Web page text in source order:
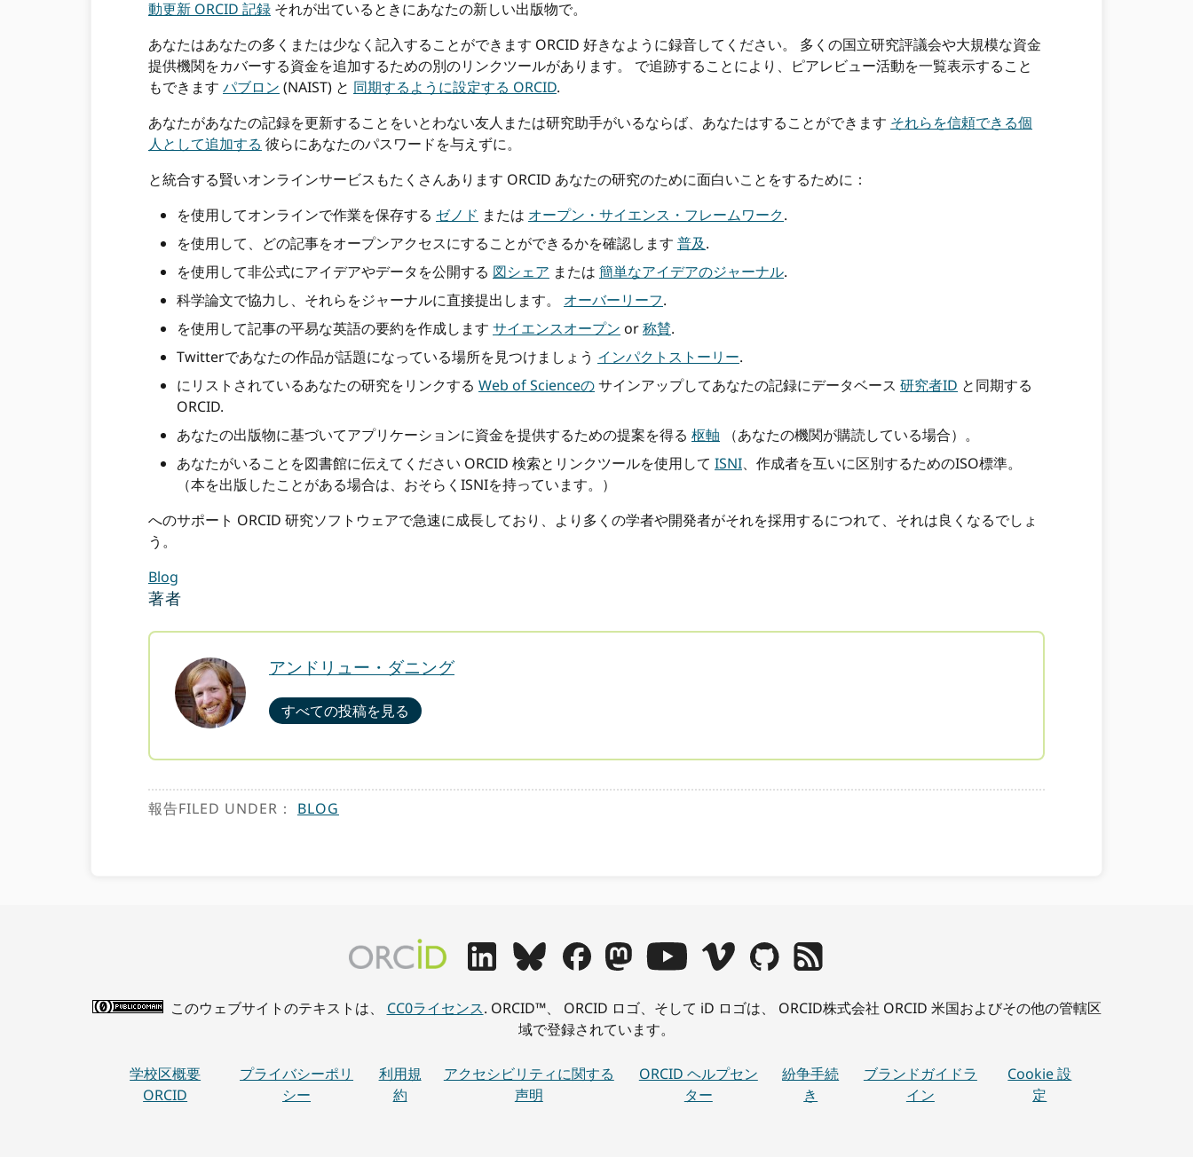
動更新 ORCID 記録 それが出ているときにあなたの新しい出版物で。
あなたはあなたの多くまたは少なく記入することができます ORCID 好きなように録音してください。 多くの国立研究評議会や大規模な資金
提供機関をカバーする資金を追加するための別のリンクツールがあります。 で追跡することにより、ピアレビュー活動を一覧表示すること
もできます パブロン (NAIST) と 同期するように設定する ORCID.
あなたがあなたの記録を更新することをいとわない友人または研究助手がいるならば、あなたはすることができます それらを信頼できる個
人として追加する 彼らにあなたのパスワードを与えずに。
と統合する賢いオンラインサービスもたくさんあります ORCID あなたの研究のために面白いことをするために：
を使用してオンラインで作業を保存する ゼノド または オープン・サイエンス・フレームワーク.
を使用して、どの記事をオープンアクセスにすることができるかを確認します 普及.
を使用して非公式にアイデアやデータを公開する 図シェア または 簡単なアイデアのジャーナル.
科学論文で協力し、それらをジャーナルに直接提出します。 オーバーリーフ.
を使用して記事の平易な英語の要約を作成します サイエンスオープン or称賛.
Twitterであなたの作品が話題になっている場所を見つけましょう インパクトストーリー.
にリストされているあなたの研究をリンクする Web of Scienceのサインアップしてあなたの記録にデータベース 研究者ID と同期する
ORCID.
あなたの出版物に基づいてアプリケーションに資金を提供するための提案を得る 枢軸 （あなたの機関が購読している場合）。
あなたがいることを図書館に伝えてください ORCID 検索とリンクツールを使用して ISNI、作成者を互いに区別するためのISO標準。
（本を出版したことがある場合は、おそらくISNIを持っています。）
へのサポート ORCID 研究ソフトウェアで急速に成長しており、より多くの学者や開発者がそれを採用するにつれて、それは良くなるでしょ
う。
Blog
著者
アンドリュー・ダニング
すべての投稿を見る
報告FILED UNDER： BLOG
このウェブサイトのテキストは、 CC0ライセンス. ORCID™、 ORCID ロゴ、そして iD ロゴは、 ORCID株式会社 ORCID 米国およびその他の管轄区
域で登録されています。
学校区概要
ORCID
プライバシーポリ
シー
利用規
約
アクセシビリティに関する
声明
ORCID ヘルプセン
ター
紛争手続
き
ブランドガイドラ
イン
Cookie 設
定